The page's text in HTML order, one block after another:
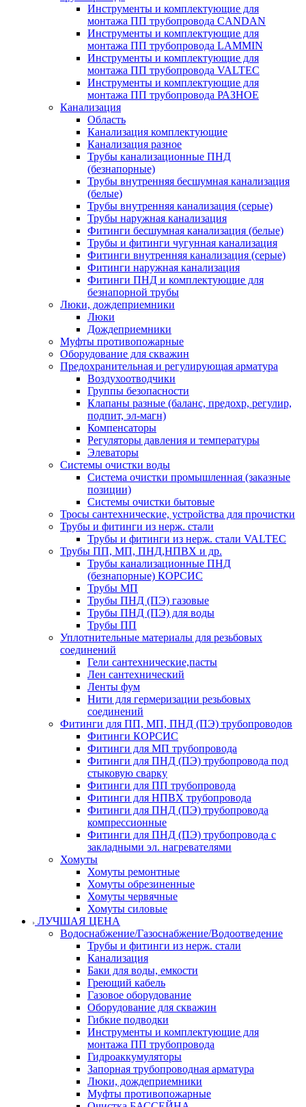
Инструменты и комплектующие для
монтажа ПП трубопровода CANDAN
Инструменты и комплектующие для
монтажа ПП трубопровода LAMMIN
Инструменты и комплектующие для
монтажа ПП трубопровода VALTEC
Инструменты и комплектующие для
монтажа ПП трубопровода РАЗНОЕ
Канализация
Область
Канализация комплектующие
Канализация разное
Трубы канализационные ПНД
(безнапорные)
Трубы внутренняя бесшумная канализация
(белые)
Трубы внутренняя канализация (серые)
Трубы наружная канализация
Фитинги бесшумная канализация (белые)
Трубы и фитинги чугунная канализация
Фитинги внутренняя канализация (серые)
Фитинги наружная канализация
Фитинги ПНД и комплектующие для
безнапорной трубы
Люки, дождеприемники
Люки
Дождеприемники
Муфты противопожарные
Оборудование для скважин
Предохранительная и регулирующая арматура
Воздухоотводчики
Группы безопасности
Клапаны разные (баланс, предохр, регулир,
подпит, эл-магн)
Компенсаторы
Регуляторы давления и температуры
Элеваторы
Системы очистки воды
Система очистки промышленная (заказные
позиции)
Системы очистки бытовые
Тросы сантехнические, устройства для прочистки
Трубы и фитинги из нерж. стали
Трубы и фитинги из нерж. стали VALTEC
Трубы ПП, МП, ПНД,НПВХ и др.
Трубы канализационные ПНД
(безнапорные) КОРСИС
Трубы МП
Трубы ПНД (ПЭ) газовые
Трубы ПНД (ПЭ) для воды
Трубы ПП
Уплотнительные материалы для резьбовых
соединений
Гели сантехнические,пасты
Лен сантехнический
Ленты фум
Нити для гермеризации резьбовых
соединений
Фитинги для ПП, МП, ПНД (ПЭ) трубопроводов
Фитинги КОРСИС
Фитинги для МП трубопровода
Фитинги для ПНД (ПЭ) трубопровода под
стыковую сварку
Фитинги для ПП трубопровода
Фитинги для НПВХ трубопровода
Фитинги для ПНД (ПЭ) трубопровода
компрессионные
Фитинги для ПНД (ПЭ) трубопровода с
закладными эл. нагревателями
Хомуты
Хомуты ремонтные
Хомуты обрезиненные
Хомуты червячные
Хомуты силовые
ЛУЧШАЯ ЦЕНА
Водоснабжение/Газоснабжение/Водоотведение
Трубы и фитинги из нерж. стали
Канализация
Баки для воды, емкости
Греющий кабель
Газовое оборудование
Оборудование для скважин
Гибкие подводки
Инструменты и комплектующие для
монтажа ПП трубопровода
Гидроаккумуляторы
Запорная трубопроводная арматура
Люки, дождеприемники
Муфты противопожарные